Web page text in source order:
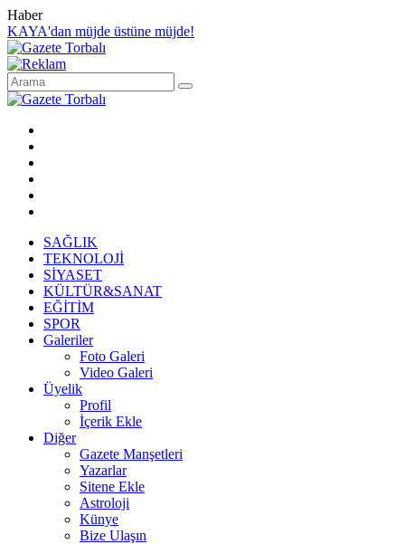
Haber
KAYA'dan müjde üstüne müjde!
SAĞLIK
TEKNOLOJİ
SİYASET
KÜLTÜR&SANAT
EĞİTİM
SPOR
Galeriler
Foto Galeri
Video Galeri
Üyelik
Profil
İçerik Ekle
Diğer
Gazete Manşetleri
Yazarlar
Sitene Ekle
Astroloji
Künye
Bize Ulaşın